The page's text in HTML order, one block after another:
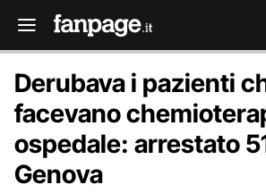
Derubava i pazienti
facevano
ospedale: arrestato
Genova